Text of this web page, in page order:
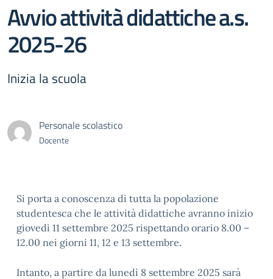
Avvio attività didattiche a.s.
2025-26
Inizia la scuola
Personale scolastico
Docente
Si porta a conoscenza di tutta la popolazione
studentesca che le attività didattiche avranno inizio
giovedì 11 settembre 2025 rispettando orario 8.00 –
12.00 nei giorni 11, 12 e 13 settembre.
Intanto, a partire da lunedì 8 settembre 2025 sarà